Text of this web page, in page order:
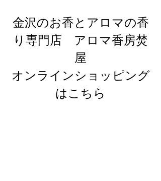
金沢のお香とアロマの香
り専門店　アロマ香房焚
屋
オンラインショッピング
はこちら